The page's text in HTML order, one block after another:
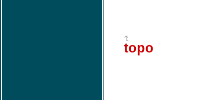
topo